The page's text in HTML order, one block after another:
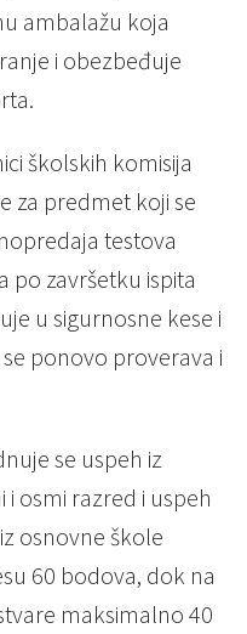
ambalažu koja
i obezbeđuje
školskih komisija
za predmet koji se
testova
po završetku ispita
u sigurnosne kese i
ponovo proverava i
se uspeh iz
i osmi razred i uspeh
osnovne škole
60 bodova, dok na
maksimalno 40